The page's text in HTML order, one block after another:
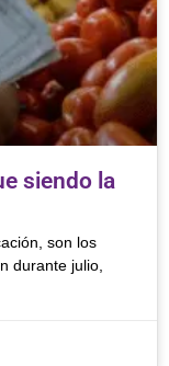
siendo la
son los
durante julio,